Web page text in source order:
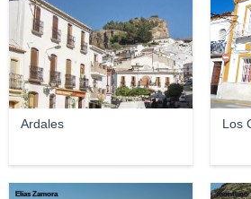
Ardales Los
Elías Zamora montuno